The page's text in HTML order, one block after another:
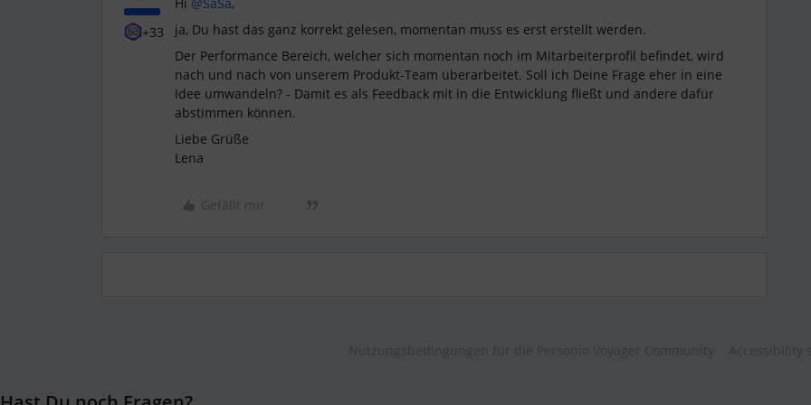
+33
Hi @SaSa,
ja, Du hast das ganz korrekt gelesen, momentan muss es erst erstellt werden.
Der Performance Bereich, welcher sich momentan noch im Mitarbeiterprofil befindet, wird
nach und nach von unserem Produkt-Team überarbeitet. Soll ich Deine Frage eher in eine
Idee umwandeln? - Damit es als Feedback mit in die Entwicklung fließt und andere dafür
abstimmen können.
Liebe Grüße
Lena
Gefällt mir